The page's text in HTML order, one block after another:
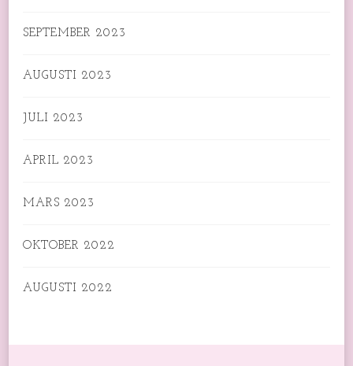
SEPTEMBER 2023
AUGUSTI 2023
JULI 2023
APRIL 2023
MARS 2023
OKTOBER 2022
AUGUSTI 2022